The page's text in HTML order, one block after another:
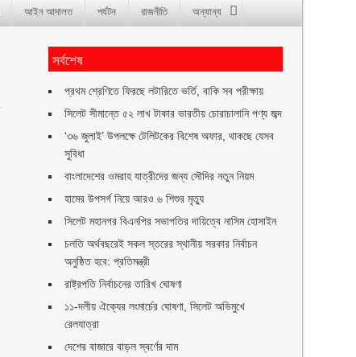
আইন আদালত পর্যটন রাজনীতি অন্যান্য
সর্বশেষ
প্রথম শ্রেণিতে ফিরছে লটারিতে ভর্তি, বাকি সব পরীক্ষায়
সিলেট সীমান্তে ৫২ লাখ টাকার ভারতীয় চোরাচালানি পণ্য জব্দ
‘৩৬ জুলাই’ উপলক্ষে টেলিটকের বিশেষ অফার, থাকছে যেসব
সুবিধা
বাংলাদেশের ওমরাহ যাত্রীদের জন্য সৌদির নতুন নিয়ম
হামের উপসর্গ নিয়ে আরও ৬ শিশুর মৃত্যু
সিলেট মহানগর বিএনপির সভাপতির দায়িত্বে নাসিম হোসাইন
চলতি অর্থবছরেই সকল স্তরের স্থানীয় সরকার নির্বাচন
অনুষ্ঠিত হবে: প্রতিমন্ত্রী
রাষ্ট্রপতি নির্বাচনের তারিখ ঘোষণা
১১-দলীয় ঐক্যের লংমার্চের ঘোষণা, সিলেট অভিমুখে
রেলযাত্রা
দেশের বাজারে বাড়ল স্বর্ণের দাম